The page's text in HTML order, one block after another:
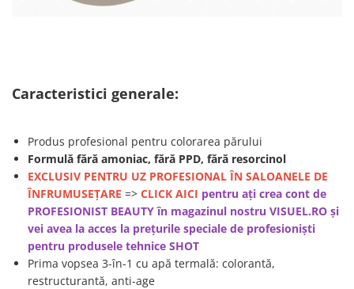
Caracteristici generale:
Produs profesional pentru colorarea părului
Formulă fără amoniac, fără PPD, fără resorcinol
EXCLUSIV PENTRU UZ PROFESIONAL ÎN SALOANELE DE
ÎNFRUMUSEȚARE => CLICK AICI pentru ați crea cont de
PROFESIONIST BEAUTY în magazinul nostru VISUEL.RO și
vei avea la acces la prețurile speciale de profesioniști
pentru produsele tehnice SHOT
Prima vopsea 3-în-1 cu apă termală: colorantă,
restructurantă, anti-age